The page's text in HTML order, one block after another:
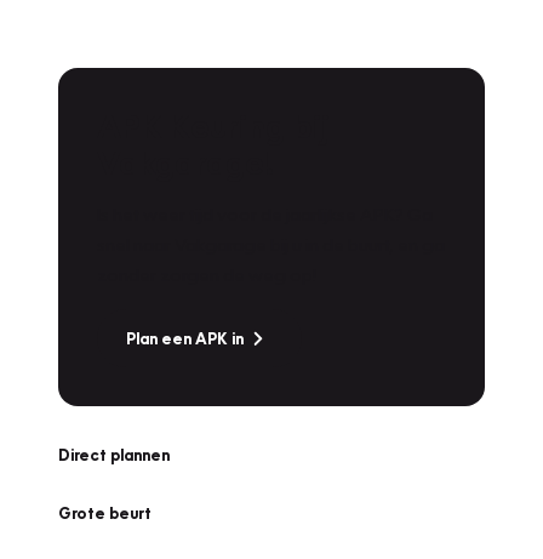
Plan een APK in
Direct plannen
Grote beurt